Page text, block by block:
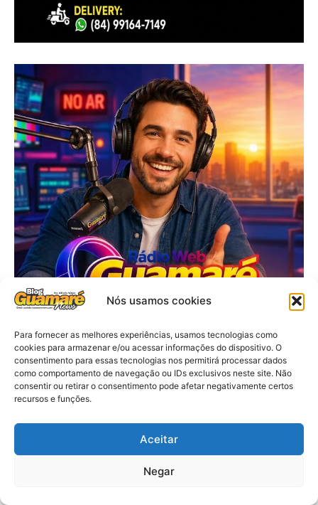
Nós usamos cookies
Para fornecer as melhores experiências, usamos tecnologias como
cookies para armazenar e/ou acessar informações do dispositivo. O
consentimento para essas tecnologias nos permitirá processar dados
como comportamento de navegação ou IDs exclusivos neste site. Não
consentir ou retirar o consentimento pode afetar negativamente certos
recursos e funções.
Aceitar
Negar